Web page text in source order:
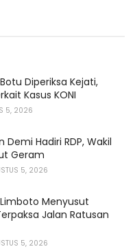
Diperiksa Kejati,
Kasus KONI
5, 2026
Demi Hadiri RDP, Wakil
Geram
5, 2026
Menyusut
Jalan Ratusan
5, 2026